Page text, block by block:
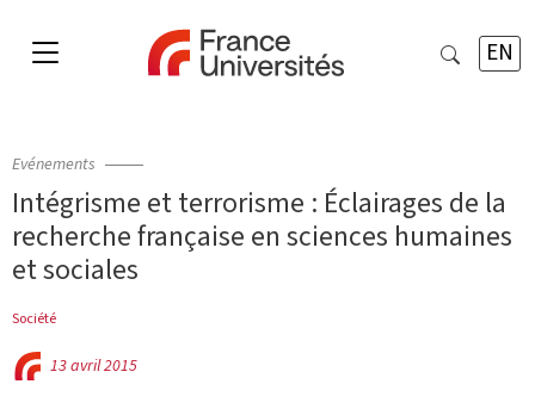
EN
Evénements
Intégrisme et terrorisme : Éclairages de la
recherche française en sciences humaines
et sociales
Société
13 avril 2015